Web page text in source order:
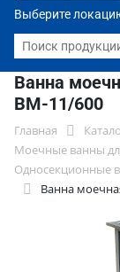
Выберите
Ванна
ВМ-11/600
Главная
Моечные ванны
Односекционные
Ванна